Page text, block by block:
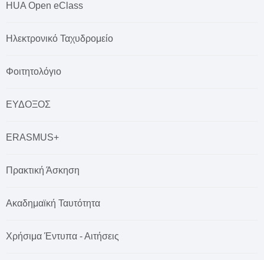
HUA Open eClass
Ηλεκτρονικό Ταχυδρομείο
Φοιτητολόγιο
ΕΥΔΟΞΟΣ
ERASMUS+
Πρακτική Άσκηση
Ακαδημαϊκή Ταυτότητα
Χρήσιμα Έντυπα - Αιτήσεις